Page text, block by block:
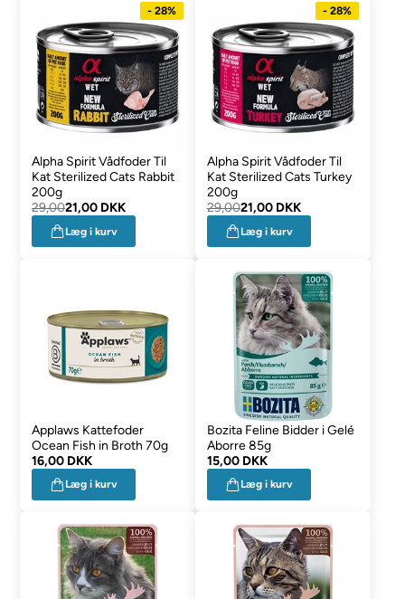
- 28%
Alpha Spirit Vådfoder Til
Kat Sterilized Cats Rabbit
200g
29,0021,00 DKK
Læg i kurv
- 28%
Alpha Spirit Vådfoder Til
Kat Sterilized Cats Turkey
200g
29,0021,00 DKK
Læg i kurv
Applaws Kattefoder
Ocean Fish in Broth 70g
16,00 DKK
Læg i kurv
Bozita Feline Bidder i Gelé
Aborre 85g
15,00 DKK
Læg i kurv